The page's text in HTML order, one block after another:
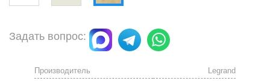
Задать вопрос:
Производитель
Legrand